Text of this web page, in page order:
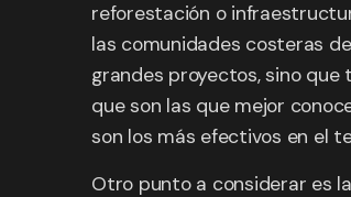
reforestación o
las comunidades costeras
grandes proyectos, sino
que son las que mejor
son los más efectivos en el
Otro punto a considerar es